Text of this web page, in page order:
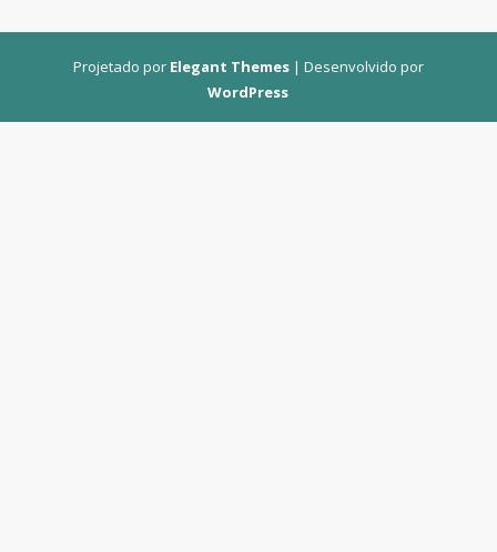
Projetado por Elegant Themes| Desenvolvido por
WordPress